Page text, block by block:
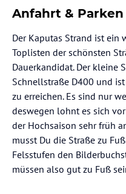
Anfahrt & Parken
Der Kaputas Strand ist ein
Toplisten der schönsten
Dauerkandidat. Der kleine
Schnellstraße D400 und
zu erreichen. Es sind nur
deswegen lohnt es sich
der Hochsaison sehr früh
musst Du die Straße zu
Felsstufen den
müssen also gut zu Fuß